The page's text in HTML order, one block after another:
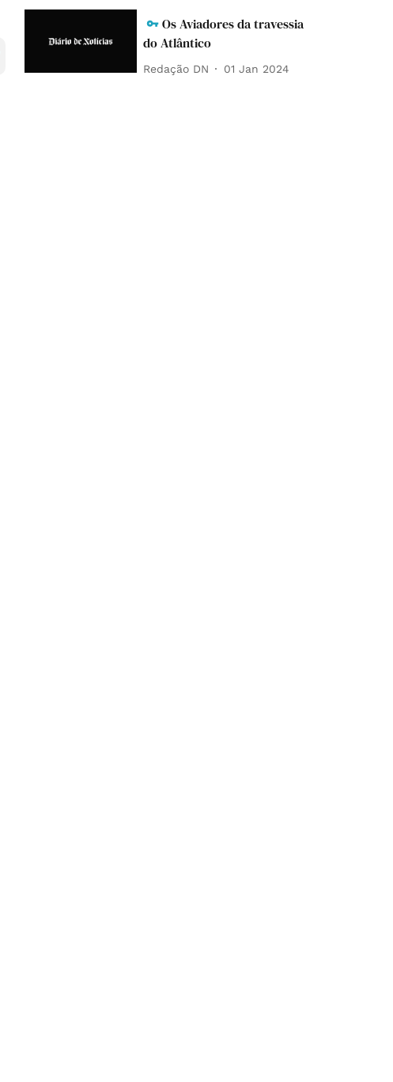
Os Aviadores da travessia
do Atlântico
Redação DN 01 Jan 2024